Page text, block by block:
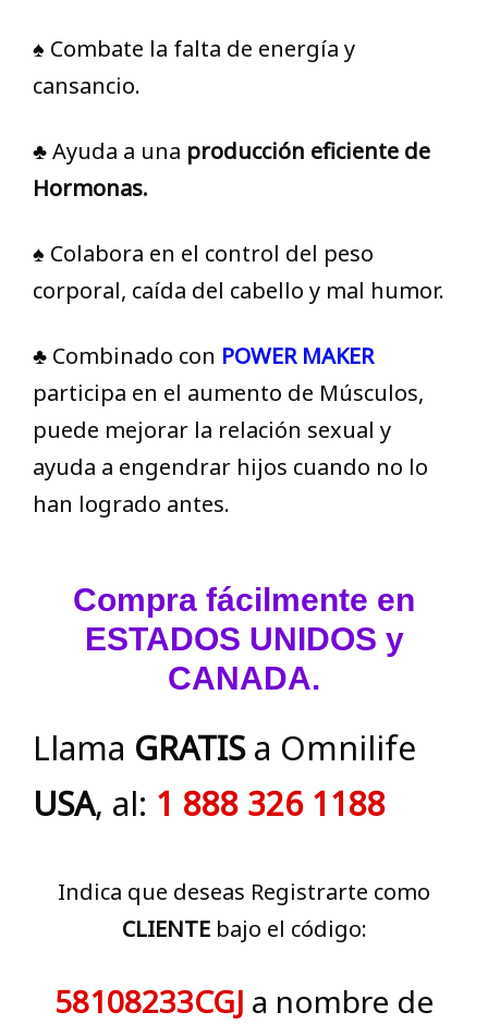
♠ Combate la falta de energía y
cansancio.
♣ Ayuda a una producción eficiente de
Hormonas.
♠ Colabora en el control del peso
corporal, caída del cabello y mal humor.
♣ Combinado con POWER MAKER
participa en el aumento de Músculos,
puede mejorar la relación sexual y
ayuda a engendrar hijos cuando no lo
han logrado antes.
Compra fácilmente en
ESTADOS UNIDOS y
CANADA.
Llama GRATISa Omnilife
USA, al: 1 888 326 1188
Indica que deseas Registrarte como
CLIENTEbajo el código:
58108233CGJ a nombre de